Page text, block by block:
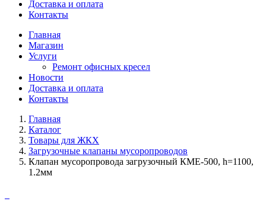
Доставка и оплата
Контакты
Главная
Магазин
Услуги
Ремонт офисных кресел
Новости
Доставка и оплата
Контакты
Главная
Каталог
Товары для ЖКХ
Загрузочные клапаны мусоропроводов
Клапан мусоропровода загрузочный КМЕ-500, h=1100,
1.2мм